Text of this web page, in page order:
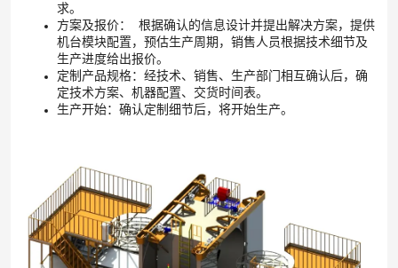
求。
方案及报价： 根据确认的信息设计并提出解决方案，提供
机台模块配置，预估生产周期，销售人员根据技术细节及
生产进度给出报价。
定制产品规格：经技术、销售、生产部门相互确认后，确
定技术方案、机器配置、交货时间表。
生产开始：确认定制细节后，将开始生产。